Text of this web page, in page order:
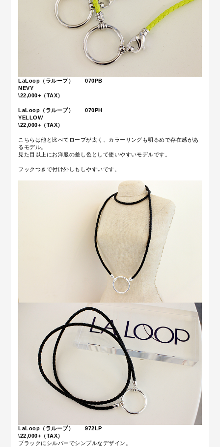
LaLoop（ラループ） 070PB
NEVY
\22,000+（TAX）
LaLoop（ラループ） 070PH
YELLOW
\22,000+（TAX）
こちらは他と比べてロープが太く、カラーリングも明るめで存在感があ
るモデル。
見た目以上にお洋服の差し色として使いやすいモデルです。
フックつきで付け外しもしやすいです。
LaLoop（ラループ） 972LP
\22,000+（TAX）
ブラックにシルバーでシンプルなデザイン。